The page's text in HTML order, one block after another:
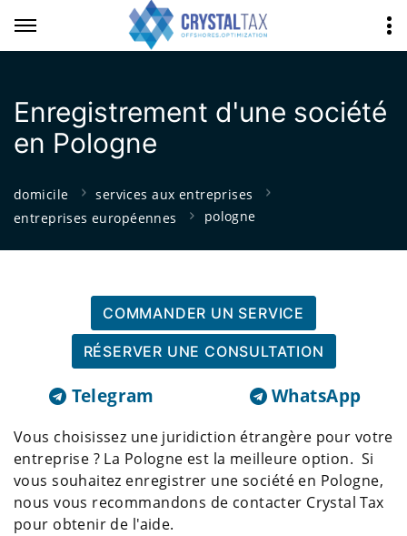
Enregistrement d'une société
en Pologne
domicile
services aux entreprises
entreprises européennes
pologne
COMMANDER UN SERVICE
RÉSERVER UNE CONSULTATION
Telegram WhatsApp
Vous choisissez une juridiction étrangère pour votre
entreprise ? La Pologne est la meilleure option. Si
vous souhaitez enregistrer une société en Pologne,
nous vous recommandons de contacter Crystal Tax
pour obtenir de l'aide.